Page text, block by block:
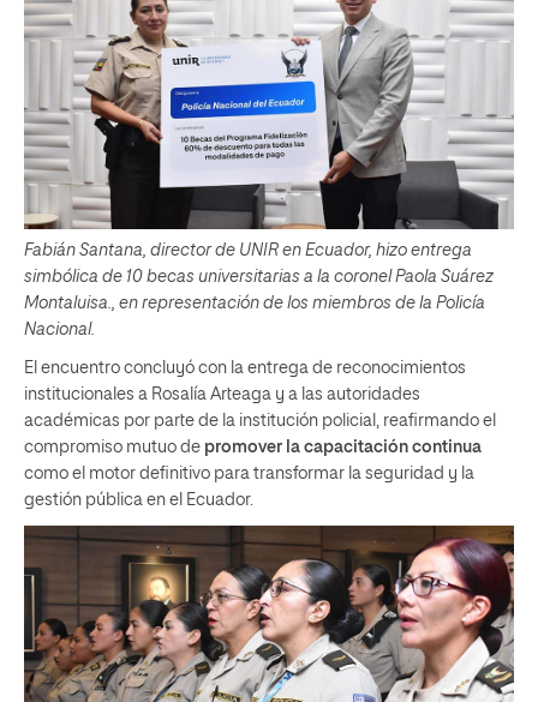
Fabián Santana, director de UNIR en Ecuador, hizo entrega
simbólica de 10 becas universitarias a la coronel Paola Suárez
Montaluisa., en representación de los miembros de la Policía
Nacional.
El encuentro concluyó con la entrega de reconocimientos
institucionales a Rosalía Arteaga y a las autoridades
académicas por parte de la institución policial, reafirmando el
compromiso mutuo de promover la capacitación continua
como el motor definitivo para transformar la seguridad y la
gestión pública en el Ecuador.